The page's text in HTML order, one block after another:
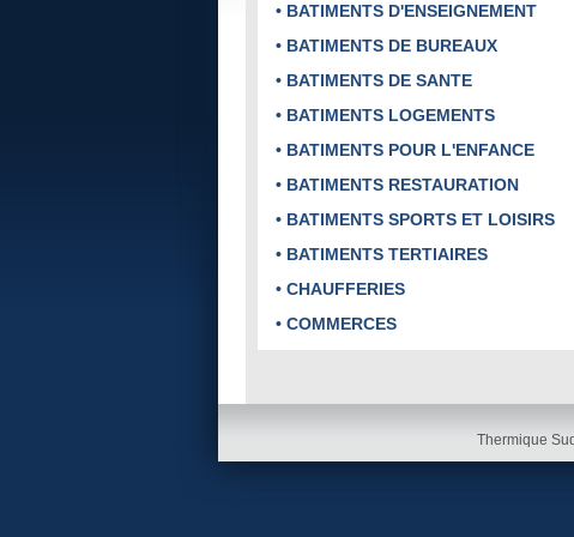
• BATIMENTS D'ENSEIGNEMENT
• BATIMENTS DE BUREAUX
• BATIMENTS DE SANTE
• BATIMENTS LOGEMENTS
• BATIMENTS POUR L'ENFANCE
• BATIMENTS RESTAURATION
• BATIMENTS SPORTS ET LOISIRS
• BATIMENTS TERTIAIRES
• CHAUFFERIES
• COMMERCES
Thermique